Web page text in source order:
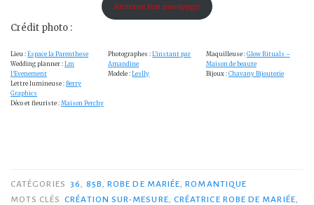
Réserve ton essayage
Crédit photo :
Lieu : Espace la Parenthese
Wedding planner : Lm
l’Evenement
Lettre lumineuse : Berry
Graphics
Déco et fleuriste : Maison Perchy
Photographes :L’instant par
Amandine
Modele :Leslly
Maquilleuse : Glow Rituals –
Maison de beaute
Bijoux : Chavany Bijouterie
CATÉGORIES 36, 85B,ROBE DE MARIÉE,ROMANTIQUE
MOTS CLÉS CRÉATION SUR-MESURE, CRÉATRICE ROBE DE MARIÉE,